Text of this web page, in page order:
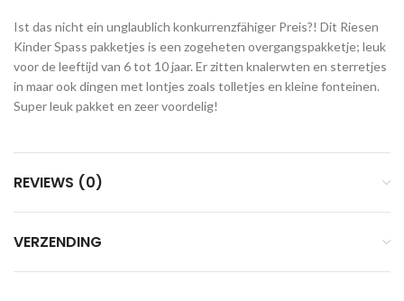
Ist das nicht ein unglaublich konkurrenzfähiger Preis?! Dit Riesen
Kinder Spass pakketjes is een zogeheten overgangspakketje; leuk
voor de leeftijd van 6 tot 10 jaar. Er zitten knalerwten en sterretjes
in maar ook dingen met lontjes zoals tolletjes en kleine fonteinen.
Super leuk pakket en zeer voordelig!
REVIEWS (0)
VERZENDING